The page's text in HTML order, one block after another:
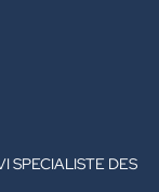
SPECIALISTE DES